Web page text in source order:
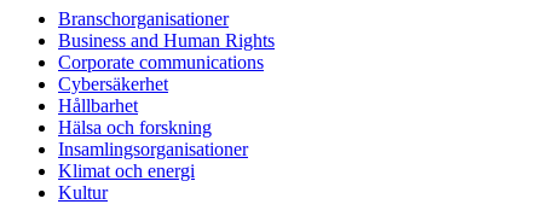
Branschorganisationer
Business and Human Rights
Corporate communications
Cybersäkerhet
Hållbarhet
Hälsa och forskning
Insamlingsorganisationer
Klimat och energi
Kultur